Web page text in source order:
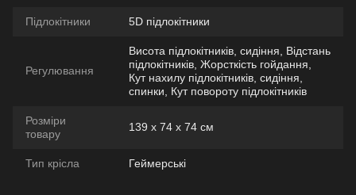
Підлокітники 5D підлокітники
Регулювання
Висота підлокітників, сидіння, Відстань
підлокітників, Жорсткість гойдання,
Кут нахилу підлокітників, сидіння,
спинки, Кут повороту підлокітників
Розміри
товару
139 х 74 х 74 см
Тип крісла Геймерські